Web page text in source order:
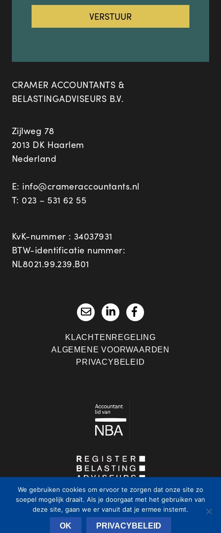
CRAMER ACCOUNTANTS &
BELASTINGADVISEURS B.V.
Zijlweg 78
2013 DK Haarlem
Nederland
E: info@crameraccountants.nl
T: 023 – 531 62 55
KvK-nummer : 34037931
BTW-identificatie nummer:
NL8021.99.239.B01
KLACHTENREGELING
ALGEMENE VOORWAARDEN
PRIVACYBELEID
We gebruiken cookies om ervoor te zorgen dat onze site zo
soepel mogelijk draait. Als je doorgaat met het gebruiken van
deze site, gaan we er vanuit dat je ermee instemt.
OK PRIVACYBELEID